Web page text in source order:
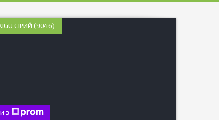
СІРИЙ (9046)
з